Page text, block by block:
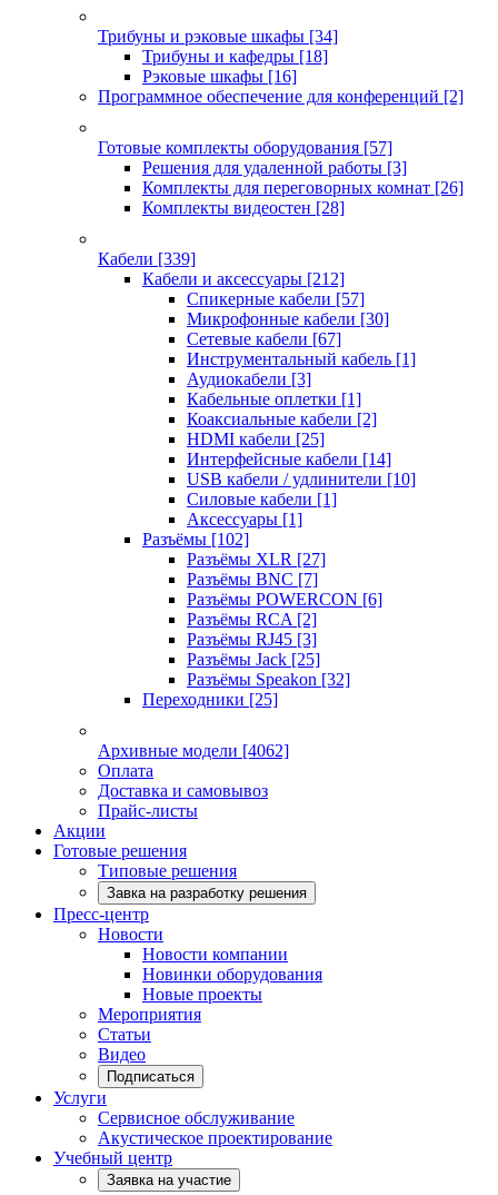
Трибуны и рэковые шкафы [34]
Трибуны и кафедры [18]
Рэковые шкафы [16]
Программное обеспечение для конференций [2]
Готовые комплекты оборудования [57]
Решения для удаленной работы [3]
Комплекты для переговорных комнат [26]
Комплекты видеостен [28]
Кабели [339]
Кабели и аксессуары [212]
Спикерные кабели [57]
Микрофонные кабели [30]
Сетевые кабели [67]
Инструментальный кабель [1]
Аудиокабели [3]
Кабельные оплетки [1]
Коаксиальные кабели [2]
HDMI кабели [25]
Интерфейсные кабели [14]
USB кабели / удлинители [10]
Силовые кабели [1]
Аксессуары [1]
Разъёмы [102]
Разъёмы XLR [27]
Разъёмы BNC [7]
Разъёмы POWERCON [6]
Разъёмы RCA [2]
Разъёмы RJ45 [3]
Разъёмы Jack [25]
Разъёмы Speakon [32]
Переходники [25]
Архивные модели [4062]
Оплата
Доставка и самовывоз
Прайс-листы
Акции
Готовые решения
Типовые решения
Завка на разработку решения
Пресс-центр
Новости
Новости компании
Новинки оборудования
Новые проекты
Мероприятия
Статьи
Видео
Подписаться
Услуги
Сервисное обслуживание
Акустическое проектирование
Учебный центр
Заявка на участие